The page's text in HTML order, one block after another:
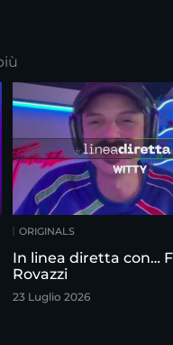
ORIGINALS
In linea diretta con…
Rovazzi
23 Luglio 2026